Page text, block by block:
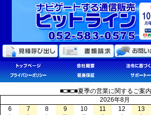
■□■□■夏季の営業に関するご案
2026年8月
6
7 8 9 10 11 12 13